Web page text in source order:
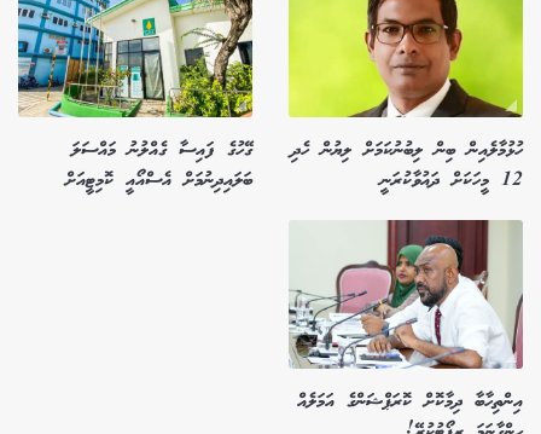
ހުޅުމާލެއިން ބިން ލިބުނުކަމަށް ލިޔުން ހެދި
12 މީހަކަށް ދައުވާކުރަނީ
ގޭހުގެ ފައިސާ ގެއްލުނު މައްސަލަ
ބަލައިދިނުމަށް އެސްއޯއީ ކޮމިޓީއަށް
އިންތިހާބާ ދިމާކޮށް ކޮރަޕްޝަންގެ އަމަލެއް